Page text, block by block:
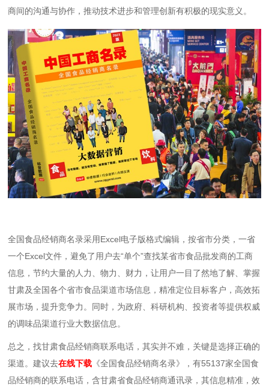
商间的沟通与协作，推动技术进步和管理创新有积极的现实意义。
全国食品经销商名录采用Excel电子版格式编辑，按省市分类，一省
一个Excel文件，避免了用户去“单个”查找某省市食品批发商的工商
信息，节约大量的人力、物力、财力，让用户一目了然地了解、掌握
甘肃及全国各个省市食品渠道市场信息，精准定位目标客户，高效拓
展市场，提升竞争力。同时，为政府、科研机构、投资者等提供权威
的调味品渠道行业大数据信息。
总之，找甘肃食品经销商联系电话，其实并不难，关键是选择正确的
渠道。建议去在线下载 《全国食品经销商名录》，有55137家全国食
品经销商的联系电话，含甘肃省食品经销商通讯录，其信息精准，效